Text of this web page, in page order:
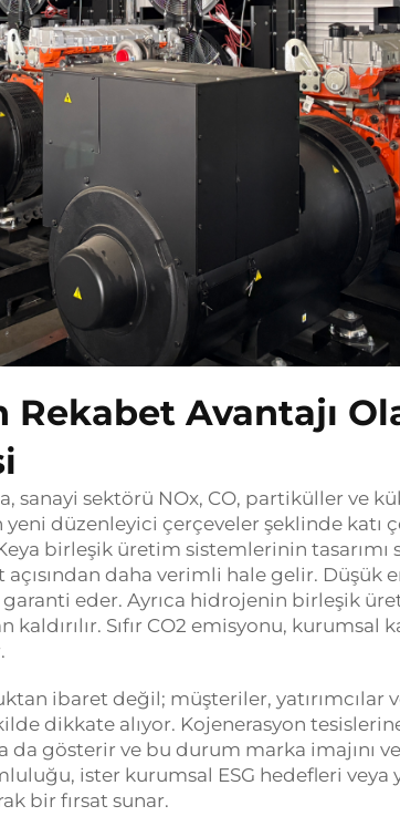
Rekabet Avantajı
sanayi sektörü NOx, CO, partiküller ve
düzenleyici çerçeveler şeklinde katı
birleşik üretim sistemlerinin tasarımı
daha verimli hale gelir. Düşük
eder. Ayrıca hidrojenin birleşik
Sıfır CO2 emisyonu, kurumsal
ibaret değil; müşteriler, yatırımcılar
dikkate alıyor. Kojenerasyon
da gösterir ve bu durum marka imajını
ister kurumsal ESG hedefleri veya
bir fırsat sunar.